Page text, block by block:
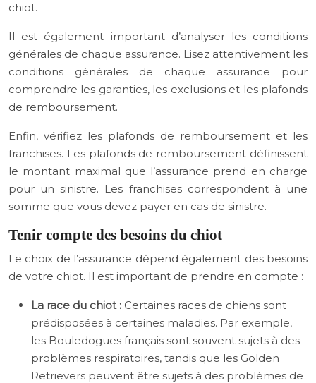
chiot.
Il est également important d’analyser les conditions
générales de chaque assurance. Lisez attentivement les
conditions générales de chaque assurance pour
comprendre les garanties, les exclusions et les plafonds
de remboursement.
Enfin, vérifiez les plafonds de remboursement et les
franchises. Les plafonds de remboursement définissent
le montant maximal que l’assurance prend en charge
pour un sinistre. Les franchises correspondent à une
somme que vous devez payer en cas de sinistre.
Tenir compte des besoins du chiot
Le choix de l’assurance dépend également des besoins
de votre chiot. Il est important de prendre en compte :
La race du chiot : Certaines races de chiens sont
prédisposées à certaines maladies. Par exemple,
les Bouledogues français sont souvent sujets à des
problèmes respiratoires, tandis que les Golden
Retrievers peuvent être sujets à des problèmes de